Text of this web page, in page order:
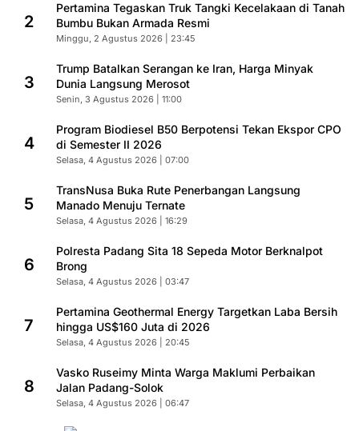
2
Pertamina Tegaskan Truk Tangki Kecelakaan di Tanah
Bumbu Bukan Armada Resmi
Minggu, 2 Agustus 2026 | 23:45
3
Trump Batalkan Serangan ke Iran, Harga Minyak
Dunia Langsung Merosot
Senin, 3 Agustus 2026 | 11:00
4
Program Biodiesel B50 Berpotensi Tekan Ekspor CPO
di Semester II 2026
Selasa, 4 Agustus 2026 | 07:00
5
TransNusa Buka Rute Penerbangan Langsung
Manado Menuju Ternate
Selasa, 4 Agustus 2026 | 16:29
6
Polresta Padang Sita 18 Sepeda Motor Berknalpot
Brong
Selasa, 4 Agustus 2026 | 03:47
7
Pertamina Geothermal Energy Targetkan Laba Bersih
hingga US$160 Juta di 2026
Selasa, 4 Agustus 2026 | 20:45
8
Vasko Ruseimy Minta Warga Maklumi Perbaikan
Jalan Padang-Solok
Selasa, 4 Agustus 2026 | 06:47